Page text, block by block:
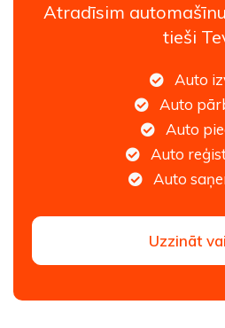
Atradīsim
tieši
Auto
Auto
Auto
Auto
Auto
Uzzināt